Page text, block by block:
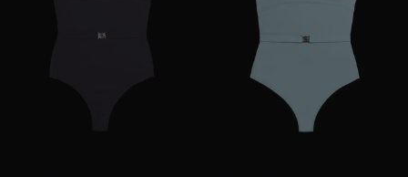
Les Plus Populaires